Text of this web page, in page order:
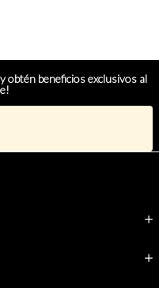
obtén beneficios exclusivos al